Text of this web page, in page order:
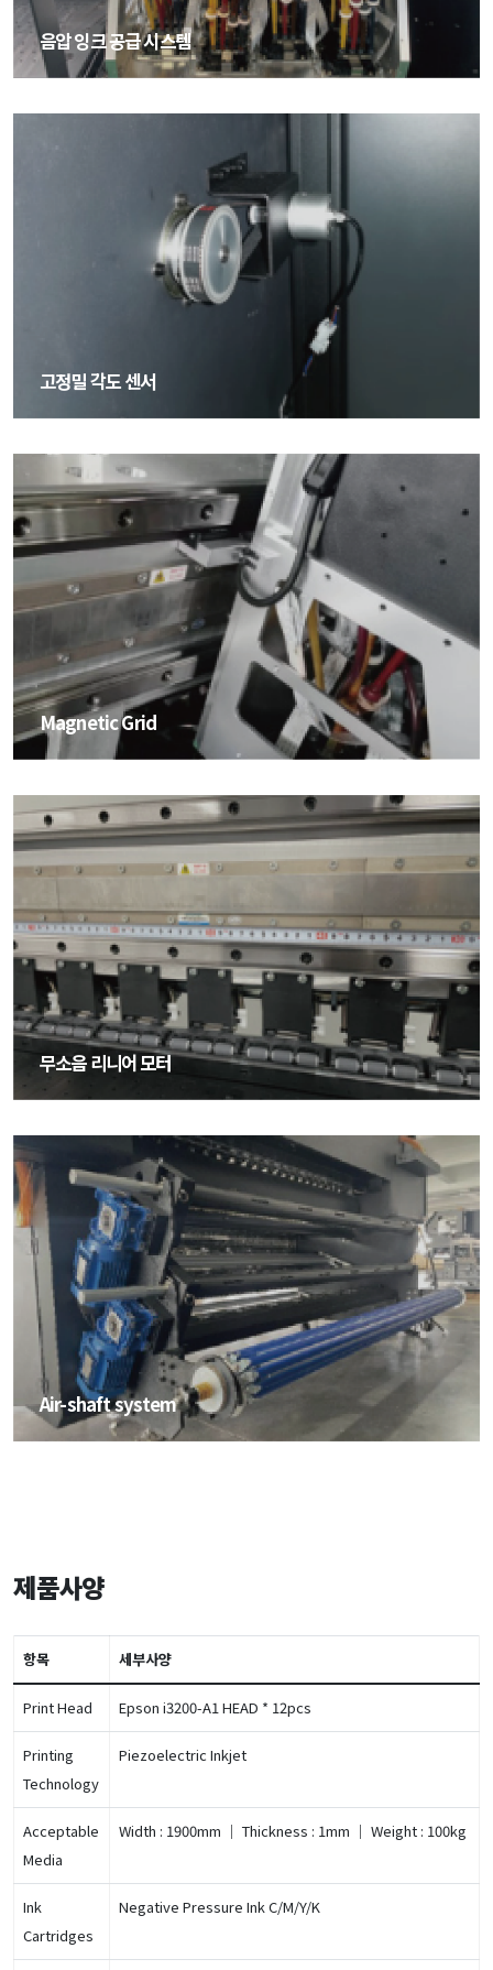
음압 잉크 공급 시스템
음압 잉크 공급 시스템
고정밀 각도 센서
Magnetic Grid
Magnetic Grid
무소음 리니어 모터
무소음 리니어 모터
Air-shaft system
Air-shaft system
제품사양
항목 세부사양
Print Head Epson i3200-A1 HEAD * 12pcs
Printing
Technology
Piezoelectric Inkjet
Acceptable
Media
Width : 1900mm ｜ Thickness : 1mm ｜ Weight : 100kg
Ink
Cartridges
Negative Pressure Ink C/M/Y/K